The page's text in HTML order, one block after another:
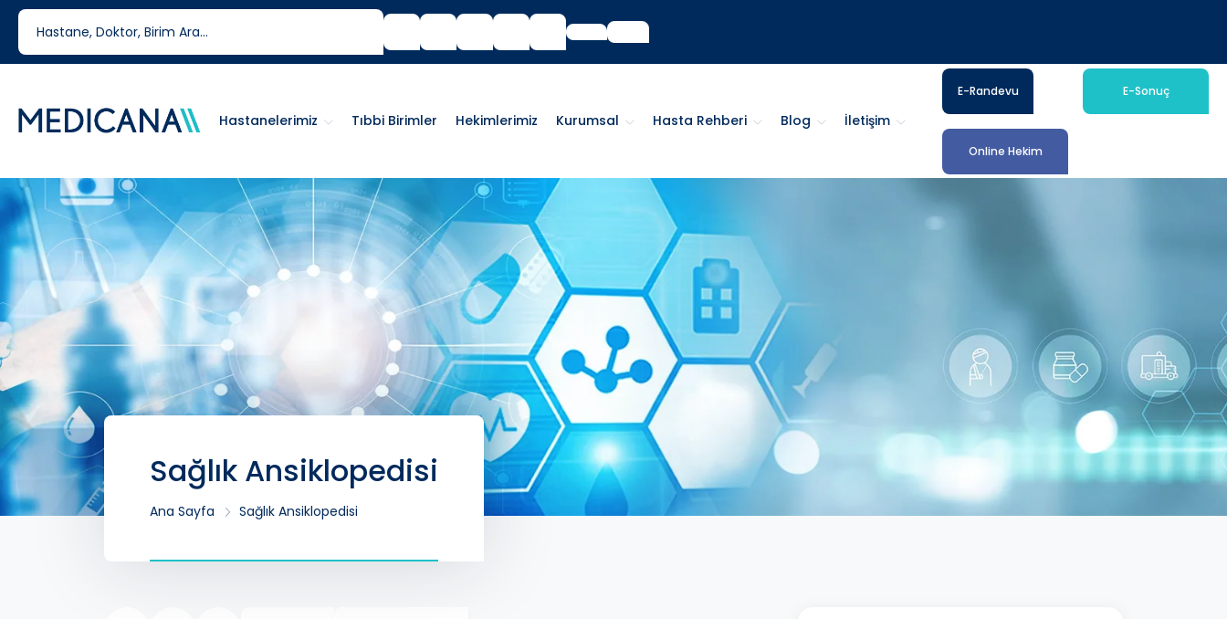
444 6 334
Tıbbi Birimler Hekimlerimiz Kurumsal Hasta Rehberi Blog İletişim
Hastanelerimiz
E-Randevu E-Sonuç
Online Hekim
Sağlık Ansiklopedisi
Ana Sayfa Sağlık Ansiklopedisi